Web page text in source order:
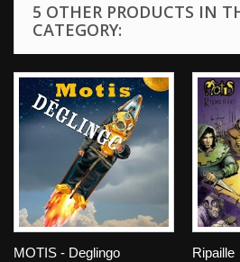
5 OTHER PRODUCTS IN
CATEGORY:
MOTIS - Deglingo Ripaille